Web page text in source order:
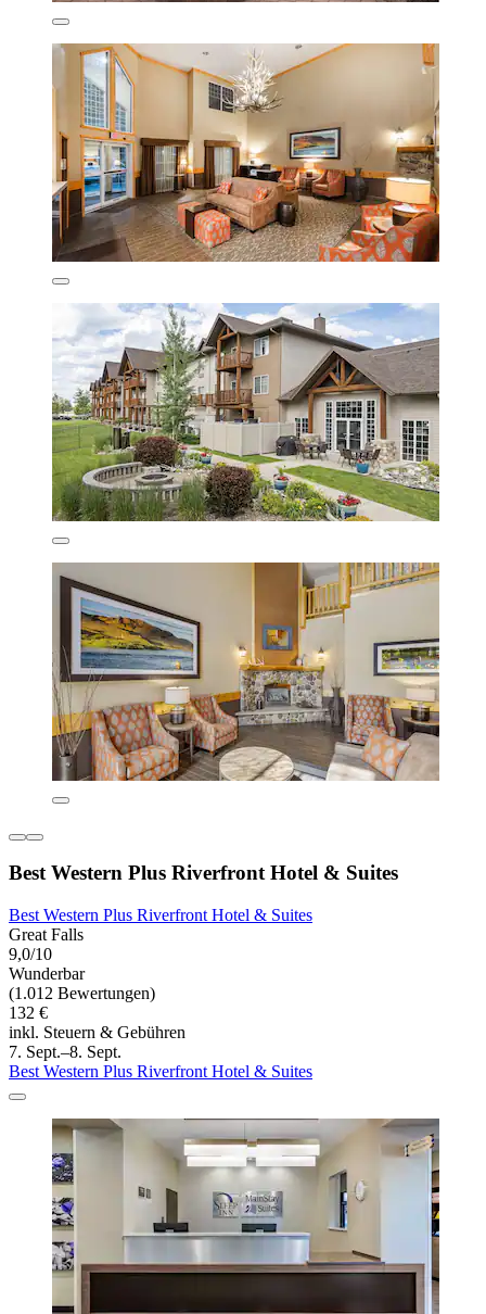
Best Western Plus Riverfront Hotel & Suites
Best Western Plus Riverfront Hotel & Suites
Great Falls
9,0/10
Wunderbar
(1.012 Bewertungen)
132 €
inkl. Steuern & Gebühren
7. Sept.–8. Sept.
Best Western Plus Riverfront Hotel & Suites